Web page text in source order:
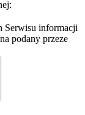
Serwisu informacji
podany przeze